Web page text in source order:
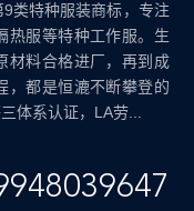
类特种服装商标，专注
热服等特种工作服。生
材料合格进厂，再到成
，都是恒漉不断攀登的
体系认证，LA劳...